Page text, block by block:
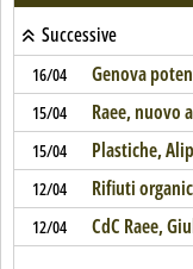
Successive
16/04 Genova
15/04 Raee, nuovo
15/04 Plastiche,
12/04 Rifiuti
12/04 CdC Raee,